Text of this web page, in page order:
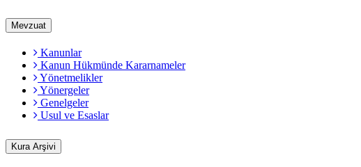
Mevzuat
Kanunlar
Kanun Hükmünde Kararnameler
Yönetmelikler
Yönergeler
Genelgeler
Usul ve Esaslar
Kura Arşivi